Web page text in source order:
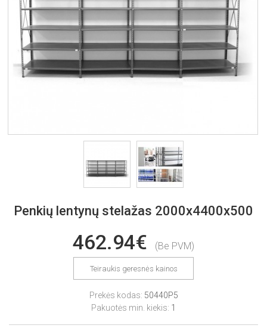
Penkių lentynų stelažas 2000x4400x500
462.94€ (Be PVM)
Teiraukis geresnės kainos
Prekės kodas: 50440P5
Pakuotės min. kiekis: 1